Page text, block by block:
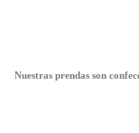
Nuestras prendas son